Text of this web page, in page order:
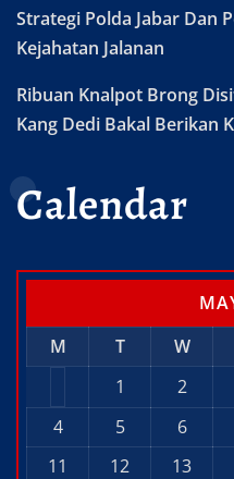
Strategi Polda Jabar Dan
Kejahatan Jalanan
Ribuan Knalpot Brong
Kang Dedi Bakal Berikan
Calendar
M
T W
1
2
4
5 6
11
12 13